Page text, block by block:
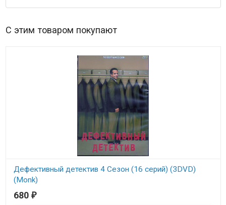
С этим товаром покупают
Дефективный детектив 4 Сезон (16 серий) (3DVD)
(Monk)
В наличии
680 ₽